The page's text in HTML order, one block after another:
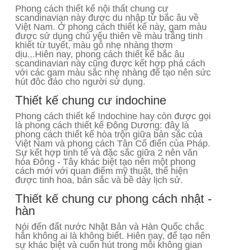
Phong cách thiết kế nội thất chung cư
scandinavian này được du nhập từ bắc âu về
Việt Nam. Ở phong cách thiết kế này, gam màu
được sử dụng chủ yếu thiên về màu trắng tinh
khiết từ tuyết, màu gỗ nhẹ nhàng thơm
dịu...Hiên nay, phong cách thiết kế bắc âu
scandinavian này cũng được kết hợp phá cách
với các gam màu sắc nhẹ nhàng để tạo nên sức
hút đôc đáo cho người sử dụng.
Thiết kế chung cư indochine
Phong cách thiết kế Indochine hay còn được gọi
là phong cách thiết kế Đông Dương: đây là
phong cách thiết kế hòa trộn giữa bản sắc của
Việt Nam và phong cách Tân Cổ điển của Pháp.
Sự kết hợp tinh tế và đặc sắc giữa 2 nên văn
hóa Đông - Tây khác biệt tạo nên một phong
cách mới với quan điểm mỹ thuật, thể hiện
được tinh hoa, bản sắc và bề dày lịch sử.
Thiết kế chung cư phong cách nhật -
hàn
Nói đến đất nước Nhật Bản và Hàn Quốc chắc
hẳn không ai là không biết. Hiên nay, để tạo nên
sự khác biệt và cuốn hút trong mỗi không gian